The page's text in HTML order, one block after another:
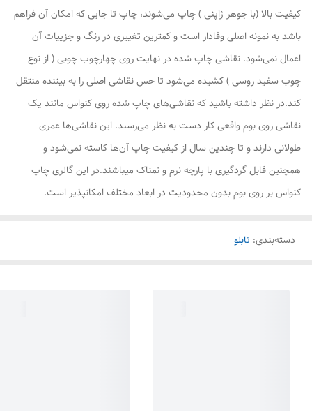
کیفیت بالا (با جوهر ژاپنی ) چاپ می‌شوند، چاپ تا جایی که امکان آن فراهم
باشد به نمونه اصلی وفادار است و کمترین تغییری در رنگ و جزییات آن
اعمال نمی‌شود. نقاشی چاپ شده در نهایت روی چهارچوب چوبی ( از نوع
چوب سفید روسی ) کشیده می‌شود تا حس نقاشی اصلی را به بیننده منتقل
کند.در نظر داشته باشید که نقاشی‌های چاپ شده روی کنواس مانند یک
نقاشی روی بوم واقعی کار دست به نظر می‌رسند. این نقاشی‌ها عمری
طولانی دارند و تا چندین سال از کیفیت چاپ آن‌ها کاسته نمی‌شود و
همچنین قابل گردگیری با پارچه نرم و نمناک میباشند.در این گالری چاپ
کنواس بر روی بوم بدون محدودیت در ابعاد مختلف امکانپذیر است.
دسته‌بندی: تابلو